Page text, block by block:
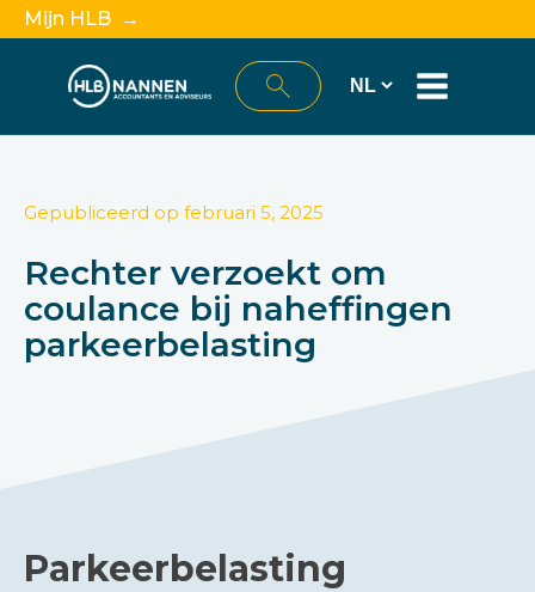
Mijn HLB →
Gepubliceerd op februari 5, 2025
Rechter verzoekt om
coulance bij naheffingen
parkeerbelasting
Parkeerbelasting